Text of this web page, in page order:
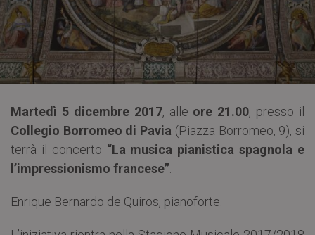
Martedì 5 dicembre 2017, alle ore 21.00, presso il
Collegio Borromeo di Pavia (Piazza Borromeo, 9), si
terrà il concerto “La musica pianistica spagnola e
l’impressionismo francese”
Enrique Bernardo de Quiros, pianoforte.